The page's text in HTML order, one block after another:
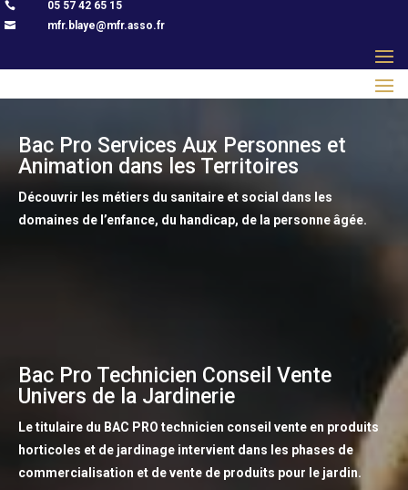
 05 57 42 65 15
 mfr.blaye@mfr.asso.fr
Bac Pro Services Aux Personnes et
Animation dans les Territoires
Découvrir les métiers du sanitaire et social dans les
domaines de l’enfance, du handicap, de la personne âgée.
Bac Pro Technicien Conseil Vente
Univers de la Jardinerie
Le titulaire du BAC PRO technicien conseil vente en produits
horticoles et de jardinage intervient dans les phases de
commercialisation et de vente de produits pour le jardin.